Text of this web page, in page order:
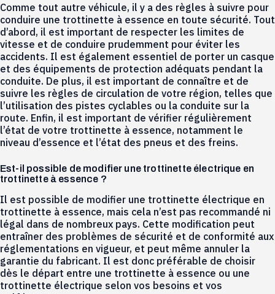
Comme tout autre véhicule, il y a des règles à suivre pour
conduire une trottinette à essence en toute sécurité. Tout
d’abord, il est important de respecter les limites de
vitesse et de conduire prudemment pour éviter les
accidents. Il est également essentiel de porter un casque
et des équipements de protection adéquats pendant la
conduite. De plus, il est important de connaître et de
suivre les règles de circulation de votre région, telles que
l’utilisation des pistes cyclables ou la conduite sur la
route. Enfin, il est important de vérifier régulièrement
l’état de votre trottinette à essence, notamment le
niveau d’essence et l’état des pneus et des freins.
Est-il possible de modifier une trottinette électrique en
trottinette à essence ?
Il est possible de modifier une trottinette électrique en
trottinette à essence, mais cela n’est pas recommandé ni
légal dans de nombreux pays. Cette modification peut
entraîner des problèmes de sécurité et de conformité aux
réglementations en vigueur, et peut même annuler la
garantie du fabricant. Il est donc préférable de choisir
dès le départ entre une trottinette à essence ou une
trottinette électrique selon vos besoins et vos